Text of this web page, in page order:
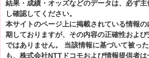
結果・成績・オッズなどのデータは、必ず
し確認してください。
本サイトのページ上に掲載されている情報
期しておりますが、その内容の正確性およ
ではありません。 当該情報に基づいて被っ
も、株式会社NTTドコモおよび情報提供者